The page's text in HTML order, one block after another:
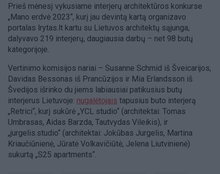
Prieš mėnesį vykusiame interjerų architektūros konkurse
„Mano erdvė 2023“, kurį jau devintą kartą organizavo
portalas lrytas.lt kartu su Lietuvos architektų sąjunga,
dalyvavo 219 interjerų, daugiausia darbų – net 98 butų
kategorijoje.
Vertinimo komisijos nariai – Susanne Schmid iš Šveicarijos,
Davidas Bessonas iš Prancūzijos ir Mia Erlandsson iš
Švedijos išrinko du jiems labiausiai patikusius butų
interjerus Lietuvoje: nugalėtojais tapusius buto interjerą
„Retrici“, kurį sukūrė „YCL studio“ (architektai: Tomas
Umbrasas, Aidas Barzda, Tautvydas Vileikis), ir
„jurgelis.studio“ (architektai: Jokūbas Jurgelis, Martina
Kriaučiūnienė, Jūratė Volkavičiūtė, Jelena Liutvinienė)
sukurtą „S25 apartments“.